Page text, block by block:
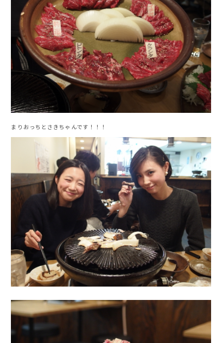
まりおっちとさきちゃんです！！！